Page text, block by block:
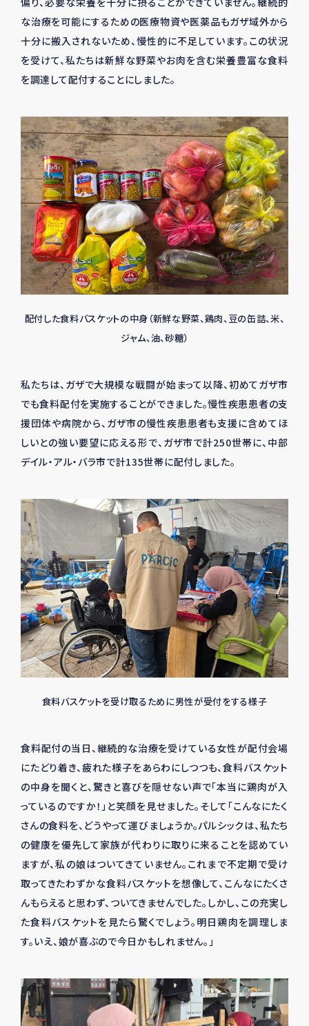
な治療を可能にするための医療物資や医薬品もガザ域外から
十分に搬入されないため、慢性的に不足しています。この状況
を受けて、私たちは新鮮な野菜やお肉を含む栄養豊富な食料
を調達して配付することにしました。
配付した食料バスケットの中身（新鮮な野菜、鶏肉、豆の缶詰、米、
ジャム、油、砂糖）
私たちは、ガザで大規模な戦闘が始まって以降、初めてガザ市
でも食料配付を実施することができました。慢性疾患患者の支
援団体や病院から、ガザ市の慢性疾患患者も支援に含めてほ
しいとの強い要望に応える形で、ガザ市で計250世帯に、中部
デイル・アル・バラ市で計135世帯に配付しました。
食料バスケットを受け取るために男性が受付をする様子
食料配付の当日、継続的な治療を受けている女性が配付会場
にたどり着き、疲れた様子をあらわにしつつも、食料バスケット
の中身を聞くと、驚きと喜びを隠せない声で「本当に鶏肉が入
っているのですか！」と笑顔を見せました。そして「こんなにたく
さんの食料を、どうやって運びましょうか。パルシックは、私たち
の健康を優先して家族が代わりに取りに来ることを認めてい
ますが、私の娘はついてきていません。これまで不定期で受け
取ってきたわずかな食料バスケットを想像して、こんなにたくさ
んもらえると思わず、ついてきませんでした。しかし、この充実し
た食料バスケットを見たら驚くでしょう。明日鶏肉を調理しま
す。いえ、娘が喜ぶので今日かもしれません。」